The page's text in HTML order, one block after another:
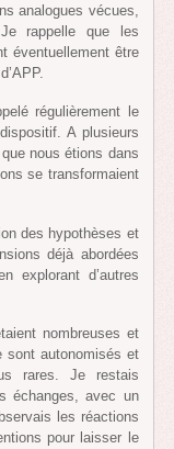
analogues vécues,
rappelle que les
éventuellement être
régulièrement le
A plusieurs
nous étions dans
se transformaient
des hypothèses et
déjà abordées
explorant d’autres
nombreuses et
sont autonomisés et
rares. Je restais
échanges, avec un
les réactions
pour laisser le